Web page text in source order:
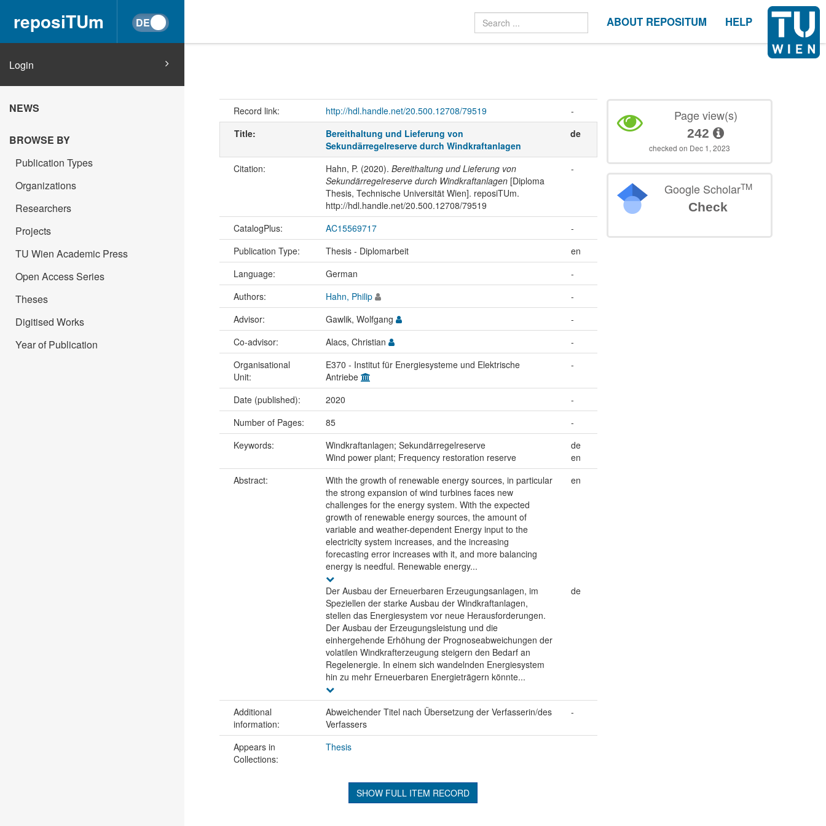
reposiTUm ABOUT REPOSITUM HELP
Login
NEWS
BROWSE BY
Publication Types
Organizations
Researchers
Projects
TU Wien Academic Press
Open Access Series
Theses
Digitised Works
Year of Publication
Record link: http://hdl.handle.net/20.500.12708/79519
-
Title:
Bereithaltung und Lieferung von
Sekundärregelreserve durch Windkraftanlagen
de
Citation: Hahn, P. (2020). Bereithaltung und Lieferung von
Sekundärregelreserve durch Windkraftanlagen[Diploma
Thesis, Technische Universität Wien]. reposiTUm.
http://hdl.handle.net/20.500.12708/79519
-
CatalogPlus: AC15569717
-
Publication Type:
Thesis - Diplomarbeit
en
Language:
German
-
Authors:
Hahn, Philip
-
Advisor:
Gawlik, Wolfgang
-
Co-advisor:
Alacs, Christian
-
Organisational
Unit:
E370 - Institut für Energiesysteme und Elektrische
Antriebe
-
Date (published): 2020
-
Number of Pages:
85
-
Keywords:
Windkraftanlagen; Sekundärregelreserve
de
Wind power plant; Frequency restoration reserve
en
Abstract:
With the growth of renewable energy sources, in particular
the strong expansion of wind turbines faces new
challenges for the energy system. With the expected
growth of renewable energy sources, the amount of
variable and weather-dependent Energy input to the
electricity system increases, and the increasing
forecasting error increases with it, and more balancing
energy is needful. Renewable energy...
en
Der Ausbau der Erneuerbaren Erzeugungsanlagen, im
Speziellen der starke Ausbau der Windkraftanlagen,
stellen das Energiesystem vor neue Herausforderungen.
Der Ausbau der Erzeugungsleistung und die
einhergehende Erhöhung der Prognoseabweichungen der
volatilen Windkrafterzeugung steigern den Bedarf an
Regelenergie. In einem sich wandelnden Energiesystem
hin zu mehr Erneuerbaren Energieträgern könnte...
de
Additional
information:
Abweichender Titel nach Übersetzung der Verfasserin/des
Verfassers
-
Appears in
Collections:
Thesis
SHOW FULL ITEM RECORD
Page view(s)
242
checked on Dec 1, 2023
Google ScholarTM
Check